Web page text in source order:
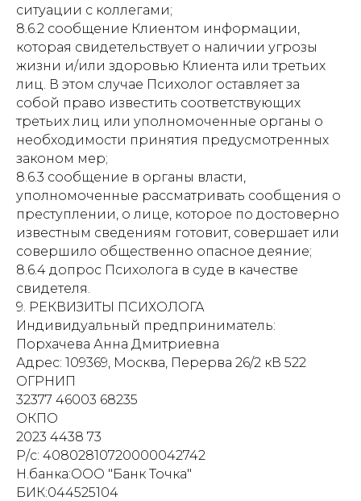
ситуации с коллегами;
8.6.2 сообщение Клиентом информации,
которая свидетельствует о наличии угрозы
жизни и/или здоровью Клиента или третьих
лиц. В этом случае Психолог оставляет за
собой право известить соответствующих
третьих лиц или уполномоченные органы о
необходимости принятия предусмотренных
законом мер;
8.6.3 сообщение в органы власти,
уполномоченные рассматривать сообщения о
преступлении, о лице, которое по достоверно
известным сведениям готовит, совершает или
совершило общественно опасное деяние;
8.6.4 допрос Психолога в суде в качестве
свидетеля.
9. РЕКВИЗИТЫ ПСИХОЛОГА
Индивидуальный предприниматель:
Порхачева Анна Дмитриевна
Адрес: 109369, Москва, Перерва 26/2 кВ 522
ОГРНИП
32377 46003 68235
ОКПО
2023 4438 73
Р/с: 40802810720000042742
Н.банка:ООО "Банк Точка"
БИК:044525104